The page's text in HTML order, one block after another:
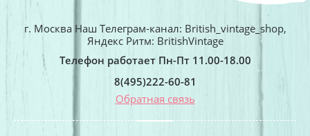
г. Москва Наш Телеграм-канал: British_vintage_shop,
Яндекс Ритм: BritishVintage
Телефон работает Пн-Пт 11.00-18.00
8(495)222-60-81
Обратная связь